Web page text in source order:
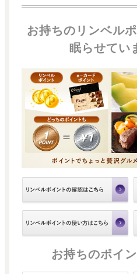
お持ちのリンベル
眠らせてい
お持ちのポイ